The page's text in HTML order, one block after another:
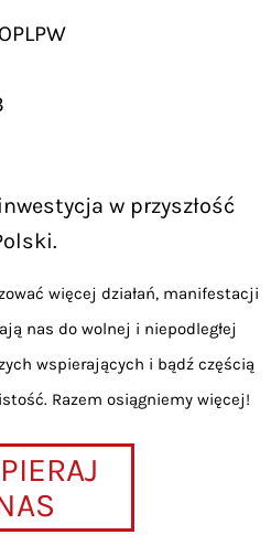
w przyszłość
więcej działań, manifestacji
nas do wolnej i niepodległej
wspierających i bądź częścią
Razem osiągniemy więcej!